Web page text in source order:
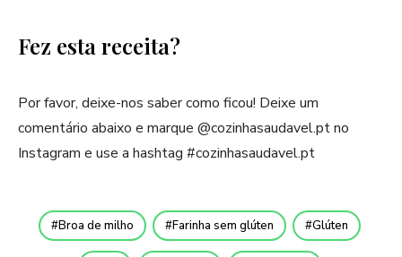
Fez esta receita?
Por favor, deixe-nos saber como ficou! Deixe um
comentário abaixo e marque @cozinhasaudavel.pt no
Instagram e use a hashtag #cozinhasaudavel.pt
Broa de milho Farinha sem glúten Glúten